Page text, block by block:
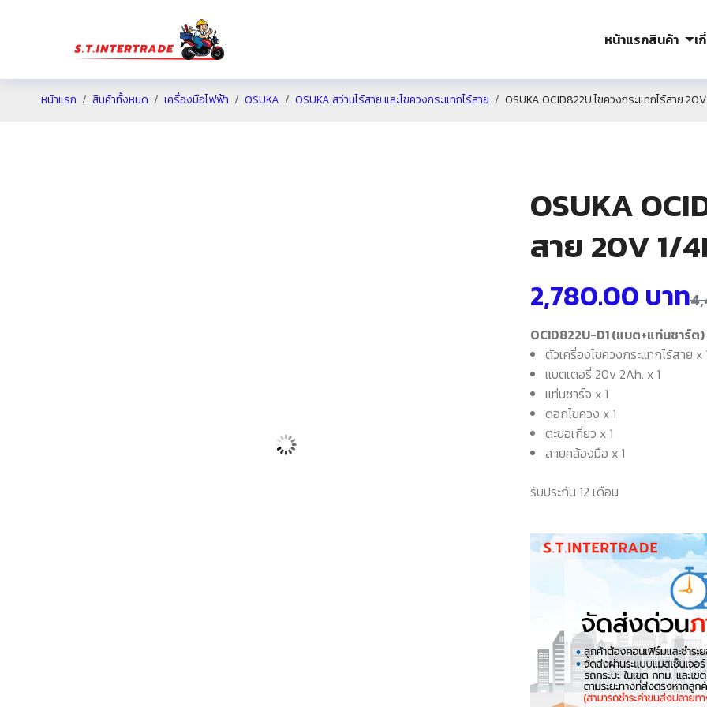
หน้าแรกสินค้า เ
หน้าแรก สินค้าทั้งหมด เครื่องมือไฟฟ้า OSUKA OSUKA สว่านไร้สาย และไขควงกระแทกไร้สาย OSUKA OCID822U ไขควงกระแทกไร้สาย
OSUKA
สาย 20V 1/
2,780.00 บาท
OCID822U-D1 (แบต+แท่นชาร์ต
ตัวเครื่องไขควงกระแทกไร้สาย x
แบตเตอรี่ 20v 2Ah. x 1
แท่นชาร์จ x 1
ดอกไขควง x 1
ตะขอเกี่ยว x 1
สายคล้องมือ x 1
รับประกัน 12 เดือน